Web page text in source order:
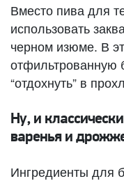
Вместо пива для
использовать
черном изюме. В
отфильтрованную
“отдохнуть” в
Ну, и
варенья и
Ингредиенты для